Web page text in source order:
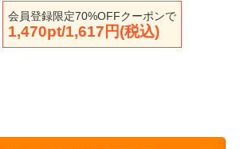
会員登録限定70%OFFクーポンで
1,470pt/1,617円(税込)